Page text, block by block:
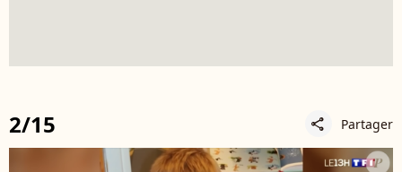
2/15 share Partager